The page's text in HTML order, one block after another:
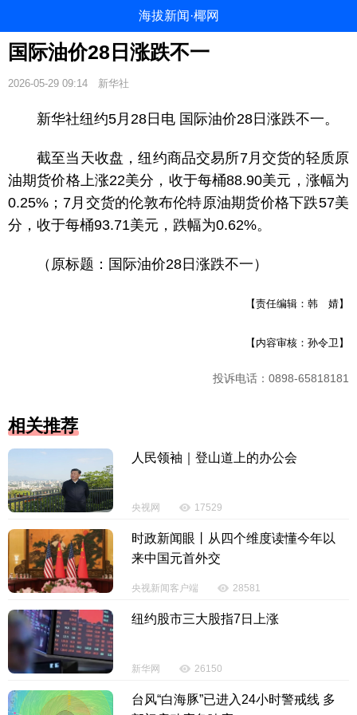
海拔新闻·椰网
国际油价28日涨跌不一
2026-05-29 09:14 新华社
新华社纽约5月28日电 国际油价28日涨跌不一。
截至当天收盘，纽约商品交易所7月交货的轻质原
油期货价格上涨22美分，收于每桶88.90美元，涨幅为
0.25%；7月交货的伦敦布伦特原油期货价格下跌57美
分，收于每桶93.71美元，跌幅为0.62%。
（原标题：国际油价28日涨跌不一）
【责任编辑：韩 婧】
【内容审核：孙令卫】
投诉电话：0898-65818181
相关推荐
人民领袖｜登山道上的办公会
央视网 17529
时政新闻眼丨从四个维度读懂今年以
来中国元首外交
央视新闻客户端 28581
纽约股市三大股指7日上涨
新华网 26150
台风“白海豚”已进入24小时警戒线 多